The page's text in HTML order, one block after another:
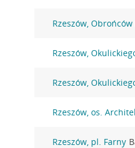
Rzeszów,
Rzeszów,
Rzeszów,
Rzeszów, os.
Rzeszów, pl. Farny